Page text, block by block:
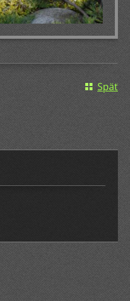
Späť